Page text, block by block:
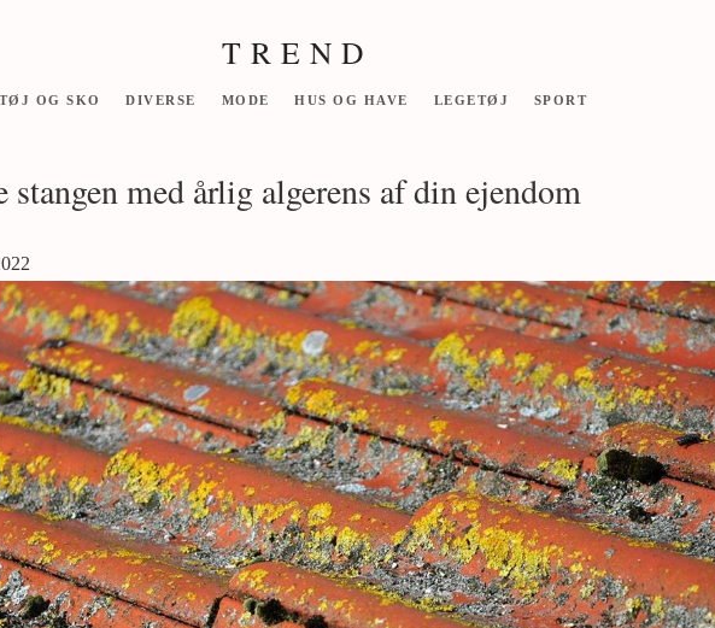
T R E N D
TØJ OG SKO DIVERSE MODE HUS OG HAVE LEGETØJ SPORT
stangen med årlig algerens af din ejendom